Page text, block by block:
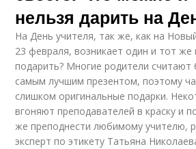
нельзя дарить на
На День учителя, так же, как на
23 февраля, возникает один и тот же
подарить? Многие родители считают
самым лучшим презентом, поэтому
слишком оригинальные подарки.
вгоняют преподавателей в краску и
же преподнести любимому учителю,
эксперт по этикету Татьяна